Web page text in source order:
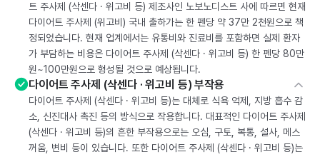
트 주사제 (삭센다 · 위고비 등) 제조사인 노보노디스트 사에 따르면 현재
다이어트 주사제 (위고비) 국내 출하가는 한 펜당 약 37만 2천원으로 책
정되었습니다. 현재 업계에서는 유통비와 진료비를 포함하면 실제 환자
가 부담하는 비용은 다이어트 주사제 (삭센다 · 위고비 등) 한 펜당 80만
원~100만원으로 형성될 것으로 예상됩니다.
다이어트 주사제 (삭센다 · 위고비 등) 부작용
다이어트 주사제 (삭센다 · 위고비 등)는 대체로 식욕 억제, 지방 흡수 감
소, 신진대사 촉진 등의 방식으로 작용합니다. 대표적인 다이어트 주사제
(삭센다 · 위고비 등)의 흔한 부작용으로는 오심, 구토, 복통, 설사, 메스
꺼움, 변비 등이 있습니다. 또한 다이어트 주사제 (삭센다 · 위고비 등)는